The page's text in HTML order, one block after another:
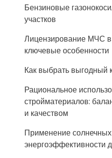
Бензиновые
участков
Лицензирование МЧС в
ключевые особенности
Как выбрать выгодный
Рациональное
стройматериалов:
и качеством
Применение
энергоэффективности